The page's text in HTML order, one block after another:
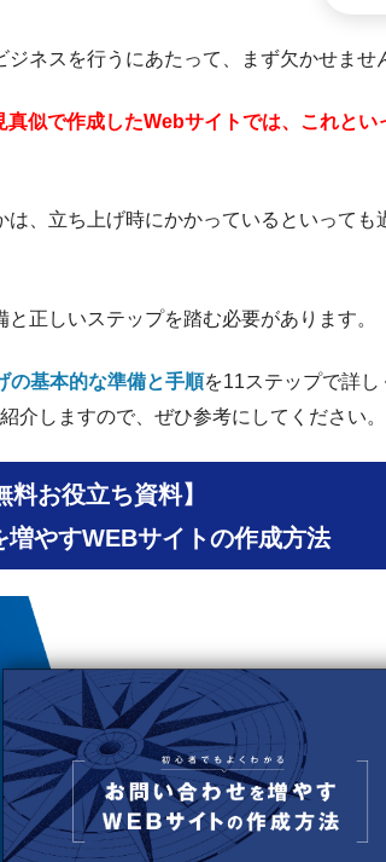
ネスを行うにあたって、まず欠かせませ
真似で作成したWebサイトでは、これとい
、立ち上げ時にかかっているといっても
正しいステップを踏む必要があります。
の基本的な準備と手順を11ステップで詳し
介しますので、ぜひ参考にしてください。
料お役立ち資料】
増やすWEBサイトの作成方法